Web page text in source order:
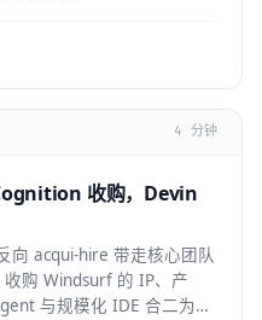
4 分钟
收购，Devin
向 acqui-hire 带走核心团队
购 Windsurf 的 IP、产
与规模化 IDE 合二为